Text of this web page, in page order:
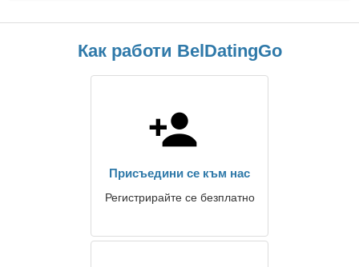
Как работи BelDatingGo
Присъедини се към нас
Регистрирайте се безплатно